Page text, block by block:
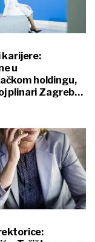
karijere:
u
holdingu,
plinari Zagreb…